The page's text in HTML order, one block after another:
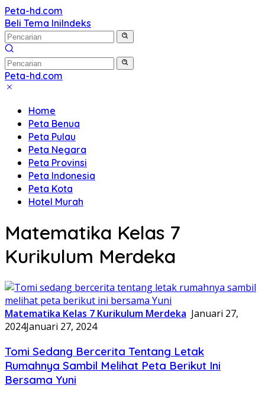
Langsung
ke
konten
Peta-hd.com
Kumpulan
Gambar
Peta
HD
Beli Tema IniIndeks
Peta-hd.com
Kumpulan
Peta
HD
Home
Peta Benua
Peta Pulau
Peta Negara
Peta Provinsi
Peta Indonesia
Peta Kota
Hotel Murah
Matematika Kelas 7
Kurikulum Merdeka
Matematika Kelas 7 Kurikulum Merdeka Januari 27,
2024Januari 27, 2024
Tomi Sedang Bercerita Tentang Letak
Rumahnya Sambil Melihat Peta Berikut Ini
Bersama Yuni